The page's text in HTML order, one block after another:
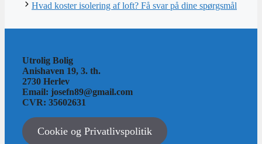
Hvad koster isolering af loft? Få svar på dine spørgsmål
Utrolig Bolig
Anishaven 19, 3. th.
2730 Herlev
Email: josefn89@gmail.com
CVR: 35602631
Cookie og Privatlivspolitik